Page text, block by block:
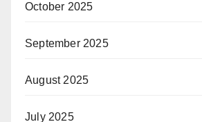
October 2025
September 2025
August 2025
July 2025